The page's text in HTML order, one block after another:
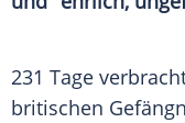
231 Tage
britischen